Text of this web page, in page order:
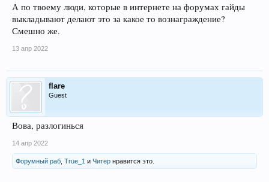
А по твоему люди, которые в интернете на форумах гайды
выкладывают делают это за какое то вознаграждение?
Смешно же.
13 апр 2022
flare
Guest
Вова, разлогинься
14 апр 2022
Форумный раб True_1 и Читер нравится это.